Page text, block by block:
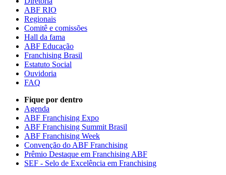
ABF RIO
Regionais
Comitê e comissões
Hall da fama
ABF Educação
Franchising Brasil
Estatuto Social
Ouvidoria
FAQ
Fique por dentro
Agenda
ABF Franchising Expo
ABF Franchising Summit Brasil
ABF Franchising Week
Convenção do ABF Franchising
Prêmio Destaque em Franchising ABF
SEF - Selo de Excelência em Franchising